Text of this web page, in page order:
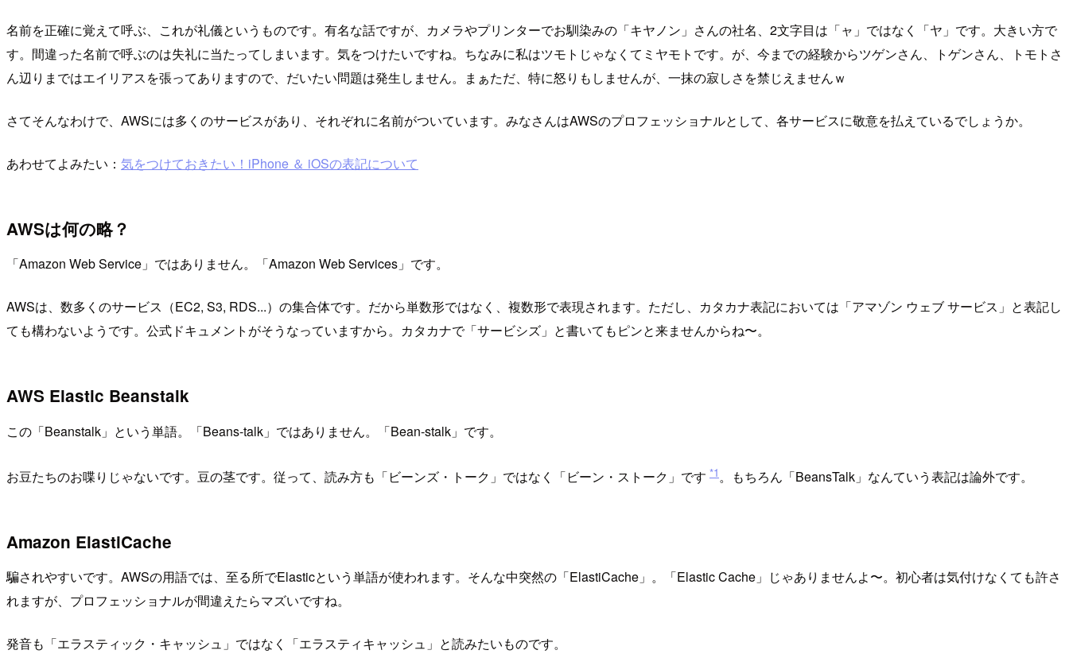
名前を正確に覚えて呼ぶ、これが礼儀というものです。有名な話ですが、カメラやプリンターでお馴染みの「キヤノン」さんの社名、2文字目は「ャ」ではなく「ヤ」です。大きい方で
す。間違った名前で呼ぶのは失礼に当たってしまいます。気をつけたいですね。ちなみに私はツモトじゃなくてミヤモトです。が、今までの経験からツゲンさん、トゲンさん、トモトさ
ん辺りまではエイリアスを張ってありますので、だいたい問題は発生しません。まぁただ、特に怒りもしませんが、一抹の寂しさを禁じえませんｗ
さてそんなわけで、AWSには多くのサービスがあり、それぞれに名前がついています。みなさんはAWSのプロフェッショナルとして、各サービスに敬意を払えているでしょうか。
あわせてよみたい： 気をつけておきたい！iPhone ＆ iOSの表記について
AWSは何の略？
「Amazon Web Service」ではありません。「Amazon Web Services」です。
AWSは、数多くのサービス（EC2, S3, RDS...）の集合体です。だから単数形ではなく、複数形で表現されます。ただし、カタカナ表記においては「アマゾン ウェブ サービス」と表記し
ても構わないようです。公式ドキュメントがそうなっていますから。カタカナで「サービシズ」と書いてもピンと来ませんからね〜。
AWS Elastic Beanstalk
この「Beanstalk」という単語。「Beans-talk」ではありません。「Bean-stalk」です。
お豆たちのお喋りじゃないです。豆の茎です。従って、読み方も「ビーンズ・トーク」ではなく「ビーン・ストーク」です *1。もちろん「BeansTalk」なんていう表記は論外です。
Amazon ElastiCache
騙されやすいです。AWSの用語では、至る所でElasticという単語が使われます。そんな中突然の「ElastiCache」。「Elastic Cache」じゃありませんよ〜。初心者は気付けなくても許さ
れますが、プロフェッショナルが間違えたらマズいですね。
発音も「エラスティック・キャッシュ」ではなく「エラスティキャッシュ」と読みたいものです。